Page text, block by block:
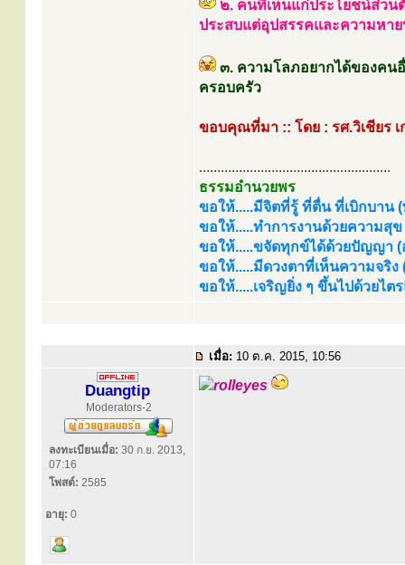
๒. คนที่เห็นแก่ประโยชน์ส่วนตั
ประสบแต่อุปสรรคและความหา
๓. ความโลภอยากได้ของคน
ครอบครัว
ขอบคุณที่มา :: โดย : รศ.วิเชียร
.....................................................
ธรรมอำนวยพร
ขอให้.....มีจิตที่รู้ ที่ตื่น ที่เบิกบาน
ขอให้.....ทำการงานด้วยความสุ
ขอให้.....ขจัดทุกข์ได้ด้วยปัญญา (
ขอให้.....มีดวงตาที่เห็นความจริ
ขอให้.....เจริญยิ่ง ๆ ขึ้นไปด้วยไ
เมื่อ: 10 ต.ค. 2015, 10:56
Duangtip
Moderators-2
ลงทะเบียนเมื่อ: 30 ก.ย. 2013,
07:16
โพสต์: 2585
อายุ: 0